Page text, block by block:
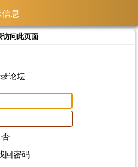
息
访问此页面
论坛
否
回密码